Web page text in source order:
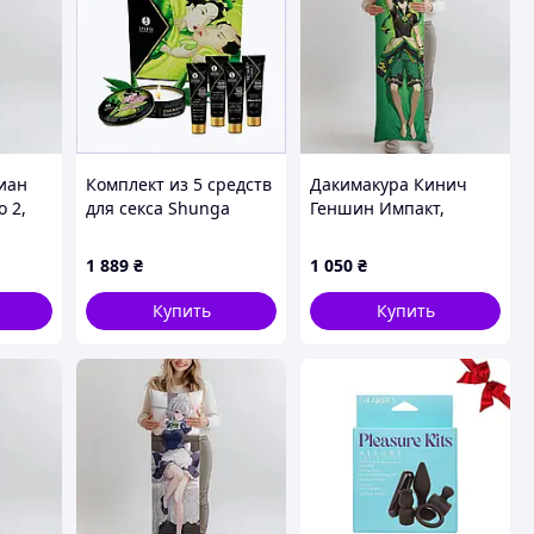
2,
по
Комплект из 5 средств
для секса Shunga
1 889 ₴
Купить
Дакимакура Кинич
Геншин Импакт,
100*33 см лутшая с
быстрой доставкой по
Украине
1 050 ₴
Купить